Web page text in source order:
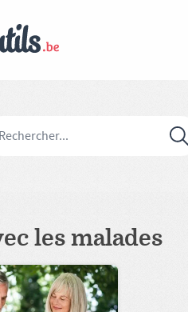
les malades